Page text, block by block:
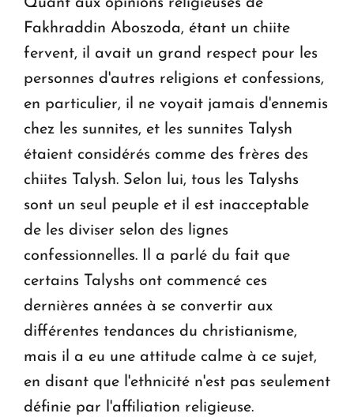
Quant aux opinions religieuses de
Fakhraddin Aboszoda, étant un chiite
fervent, il avait un grand respect pour les
personnes d'autres religions et confessions,
en particulier, il ne voyait jamais d'ennemis
chez les sunnites, et les sunnites Talysh
étaient considérés comme des frères des
chiites Talysh. Selon lui, tous les Talyshs
sont un seul peuple et il est inacceptable
de les diviser selon des lignes
confessionnelles. Il a parlé du fait que
certains Talyshs ont commencé ces
dernières années à se convertir aux
différentes tendances du christianisme,
mais il a eu une attitude calme à ce sujet,
en disant que l'ethnicité n'est pas seulement
définie par l'affiliation religieuse.